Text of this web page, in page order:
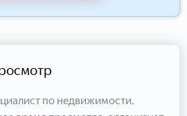
по недвижимости,